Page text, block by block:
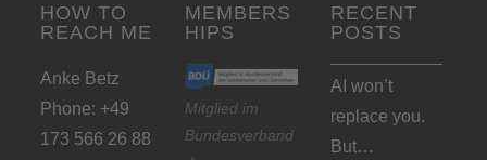
HOW TO
REACH ME
Anke Betz
Phone: +49
173 566 26 88
MEMBERS
HIPS
Mitglied im
Bundesverband
RECENT
POSTS
AI won’t
replace you.
But…